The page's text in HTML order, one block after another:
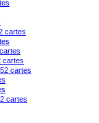
cartes
cartes
cartes
cartes